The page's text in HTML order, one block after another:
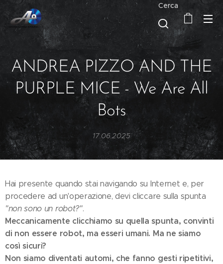
Cerca
ANDREA PIZZO AND THE
PURPLE MICE - We Are All
Bots
17.06.2025
Hai presente quando stai navigando su Internet e, per
procedere ad un'operazione, devi cliccare sulla spunta
"non sono un robot?".
Meccanicamente clicchiamo su quella spunta, convinti
di non essere robot, ma esseri umani. Ma ne siamo
così sicuri?
Non siamo diventati automi, che fanno gesti ripetitivi,